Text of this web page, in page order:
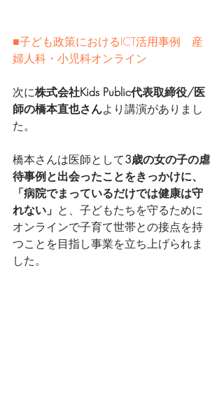
■子ども政策におけるICT活用事例　産
婦人科・小児科オンライン
次に株式会社Kids Public代表取締役/医
師の橋本直也さんより講演がありまし
た。
橋本さんは医師として3歳の女の子の虐
待事例と出会ったことをきっかけに、
「病院でまっているだけでは健康は守
れない」 と、子どもたちを守るために
オンラインで子育て世帯との接点を持
つことを目指し事業を立ち上げられま
した。